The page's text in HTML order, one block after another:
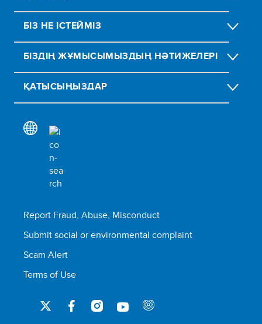
БІЗ НЕ ІСТЕЙМІЗ
БІЗДІҢ ЖҰМЫСЫМЫЗДЫҢ НӘТИЖЕЛЕРІ
ҚАТЫСЫҢЫЗДАР
Report Fraud, Abuse, Misconduct
Submit social or environmental complaint
Scam Alert
Terms of Use